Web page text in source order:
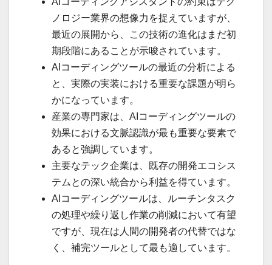
ノロジー業界の想像力を捉えていますが、
最近の展開から、この技術の進化はまだ初
期段階にあることが示唆されています。
AIコーディングツールの最近の分析による
と、実際の実装における重要な課題が明ら
かになっています。
産業の専門家は、AIコーディングツールの
効果における文脈認識が最も重要な要素で
あると強調しています。
主要なテック企業は、既存の開発エコシス
テムとの深い統合から利益を得ています。
AIコーディングツールは、ルーチンタスク
の処理や繰り返し作業の削減において有望
ですが、現在は人間の開発者の代替ではな
く、補完ツールとして最も適しています。